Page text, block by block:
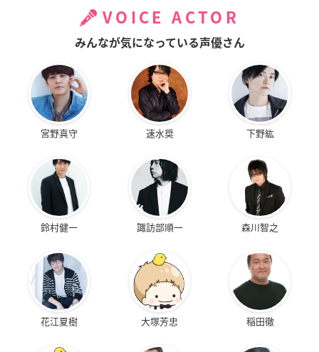
VOICE ACTOR
みんなが気になっている声優さん
宮野真守 速水奨 下野紘
鈴村健一 諏訪部順一 森川智之
花江夏樹 大塚芳忠 稲田徹